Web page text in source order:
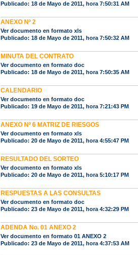
Publicado: 18 de Mayo de 2011, hora 7:50:31 AM
ANEXO Nº 2
Ver documento en formato xls
Publicado: 18 de Mayo de 2011, hora 7:50:32 AM
MINUTA DEL CONTRATO
Ver documento en formato doc
Publicado: 18 de Mayo de 2011, hora 7:50:35 AM
CALENDARIO
Ver documento en formato doc
Publicado: 19 de Mayo de 2011, hora 7:21:43 PM
ANEXO Nº 6 MATRIZ DE RIESGOS
Ver documento en formato xls
Publicado: 20 de Mayo de 2011, hora 4:55:47 PM
RESULTADO DEL SORTEO
Ver documento en formato xls
Publicado: 20 de Mayo de 2011, hora 5:10:17 PM
RESPUESTAS A LAS CONSULTAS
Ver documento en formato doc
Publicado: 23 de Mayo de 2011, hora 4:32:29 PM
ADENDA No. 01 ANEXO 2
Ver documento en formato 01 ANEXO 2
Publicado: 23 de Mayo de 2011, hora 4:37:53 AM